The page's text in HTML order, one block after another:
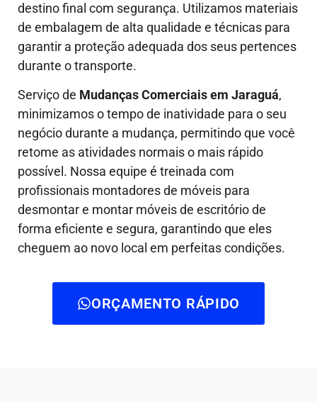
destino final com segurança. Utilizamos materiais
de embalagem de alta qualidade e técnicas para
garantir a proteção adequada dos seus pertences
durante o transporte.
Serviço de Mudanças Comerciais em Jaraguá,
minimizamos o tempo de inatividade para o seu
negócio durante a mudança, permitindo que você
retome as atividades normais o mais rápido
possível. Nossa equipe é treinada com
profissionais montadores de móveis para
desmontar e montar móveis de escritório de
forma eficiente e segura, garantindo que eles
cheguem ao novo local em perfeitas condições.
ORÇAMENTO RÁPIDO